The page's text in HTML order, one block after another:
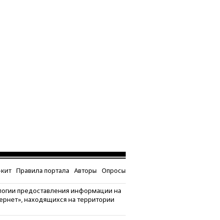
Правила портала Авторы Опросы
предоставления информации на
находящихся на территории